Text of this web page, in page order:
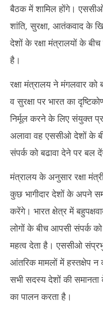
पर चर्चा संभव
24,
2025
बैठक में शामिल होंगे।
शांति, सुरक्षा, आतंकवाद के
देशों के रक्षा मंत्रालयों के बीच
है।
रक्षा मंत्रालय ने मंगलवार को
व सुरक्षा पर भारत का
निर्मूल करने के लिए संयुक्त
अलावा वह एससीओ देशों के
संपर्क को बढावा देने पर बल
मंत्रालय के अनुसार रक्षा
कुछ भागीदार देशों के अपने
करेंगे। भारत क्षेत्र में
लोगों के बीच आपसी संपर्क
महत्व देता है। एससीओ
आंतरिक मामलों में हस्तक्षेप
सभी सदस्य देशों की समानता
का पालन करता है।